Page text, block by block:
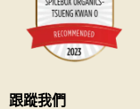
跟蹤我們